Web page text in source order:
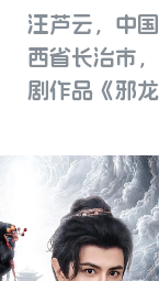
汪芦云，中
西省长治市
剧作品《邪